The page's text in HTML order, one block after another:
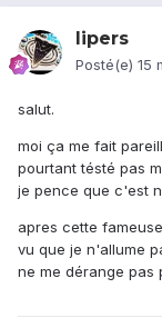
lipers
Posté(e) 15
salut.
moi ça me fait
pourtant tésté pas
je pence que c'est
apres cette
vu que je n'allume
ne me dérange pas